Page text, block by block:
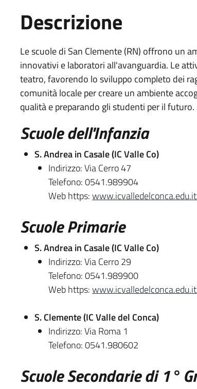
Descrizione
Le scuole di San Clemente (RN) offrono un
innovativi e laboratori all'avanguardia. Le
teatro, favorendo lo sviluppo completo dei
comunità locale per creare un ambiente
qualità e preparando gli studenti per il futuro.
Scuole dell'Infanzia
S. Andrea in Casale (IC Valle Co)
Indirizzo: Via Cerro 47
Telefono: 0541.989904
Web https:
Scuole Primarie
S. Andrea in Casale (IC Valle Co)
Indirizzo: Via Cerro 29
Telefono: 0541.989900
Web https:
S. Clemente (IC Valle del Conca)
Indirizzo: Via Roma 1
Telefono: 0541.980602
Scuole Secondarie di 1°